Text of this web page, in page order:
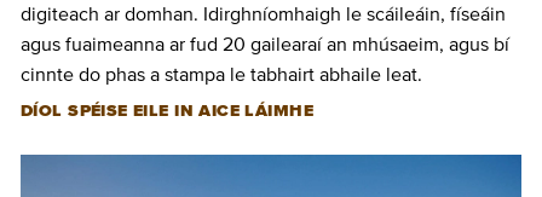
digiteach ar domhan. Idirghníomhaigh le scáileáin, físeáin
agus fuaimeanna ar fud 20 gailearaí an mhúsaeim, agus bí
cinnte do phas a stampa le tabhairt abhaile leat.
DÍOL SPÉISE EILE IN AICE LÁIMHE